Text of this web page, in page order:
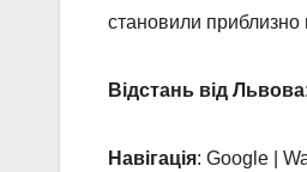
становили приблизно
Відстань від Львова
Навігація: Google |